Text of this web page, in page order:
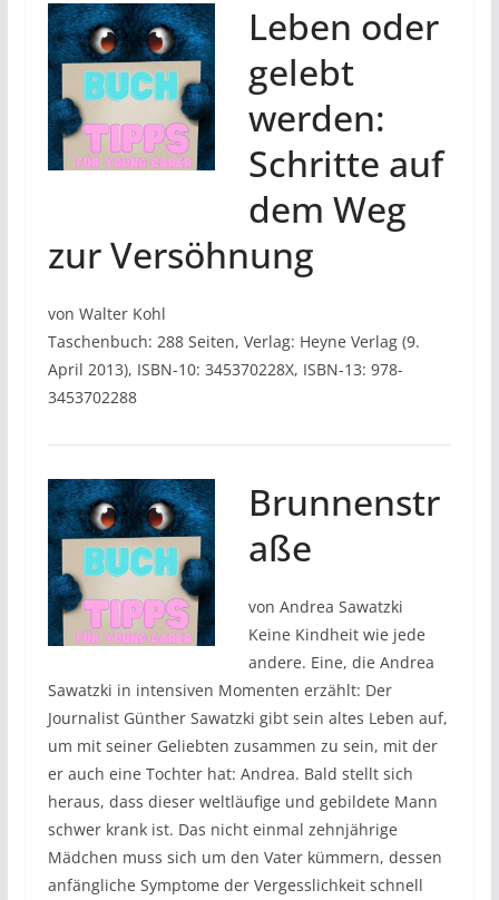
Leben oder
gelebt
werden:
Schritte auf
dem Weg
zur Versöhnung
von Walter Kohl
Taschenbuch: 288 Seiten, Verlag: Heyne Verlag (9.
April 2013), ISBN-10: 345370228X, ISBN-13: 978-
3453702288
Brunnenstr
aße
von Andrea Sawatzki
Keine Kindheit wie jede
andere. Eine, die Andrea
Sawatzki in intensiven Momenten erzählt: Der
Journalist Günther Sawatzki gibt sein altes Leben auf,
um mit seiner Geliebten zusammen zu sein, mit der
er auch eine Tochter hat: Andrea. Bald stellt sich
heraus, dass dieser weltläufige und gebildete Mann
schwer krank ist. Das nicht einmal zehnjährige
Mädchen muss sich um den Vater kümmern, dessen
anfängliche Symptome der Vergesslichkeit schnell